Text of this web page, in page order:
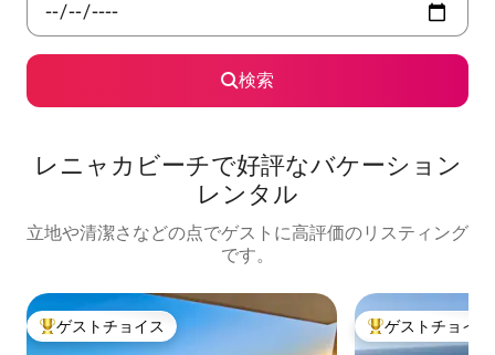
検索
レニャカビーチで好評なバケーション
レンタル
立地や清潔さなどの点でゲストに高評価のリスティング
です。
大好評のゲストチョイスです。
ゲストチョイス 大好評のゲスト
ゲストチョイス